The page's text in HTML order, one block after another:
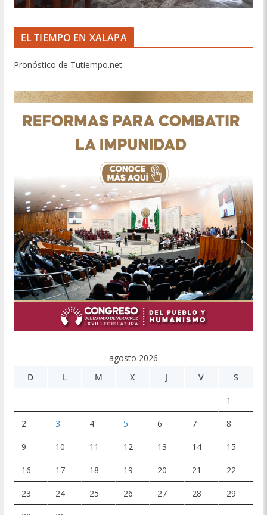
EL TIEMPO EN XALAPA
Pronóstico de Tutiempo.net
agosto 2026
D
L M X J V S
1
2 3 4 5 6 7 8
9 10 11 12 13 14 15
16 17 18 19 20 21 22
23 24 25 26 27 28 29